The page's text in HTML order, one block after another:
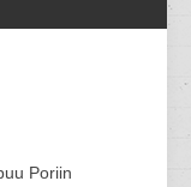
Poriin